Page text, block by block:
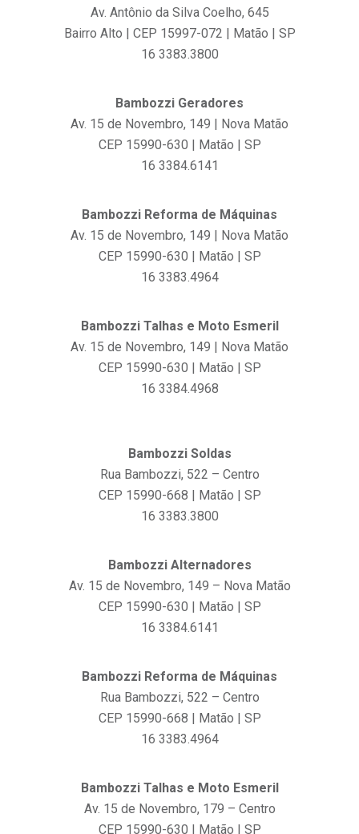
Av. Antônio da Silva Coelho, 645
Bairro Alto | CEP 15997-072 | Matão | SP
16 3383.3800
Bambozzi Geradores
Av. 15 de Novembro, 149 | Nova Matão
CEP 15990-630 | Matão | SP
16 3384.6141
Bambozzi Reforma de Máquinas
Av. 15 de Novembro, 149 | Nova Matão
CEP 15990-630 | Matão | SP
16 3383.4964
Bambozzi Talhas e Moto Esmeril
Av. 15 de Novembro, 149 | Nova Matão
CEP 15990-630 | Matão | SP
16 3384.4968
Bambozzi Soldas
Rua Bambozzi, 522 – Centro
CEP 15990-668 | Matão | SP
16 3383.3800
Bambozzi Alternadores
Av. 15 de Novembro, 149 – Nova Matão
CEP 15990-630 | Matão | SP
16 3384.6141
Bambozzi Reforma de Máquinas
Rua Bambozzi, 522 – Centro
CEP 15990-668 | Matão | SP
16 3383.4964
Bambozzi Talhas e Moto Esmeril
Av. 15 de Novembro, 179 – Centro
CEP 15990-630 | Matão | SP